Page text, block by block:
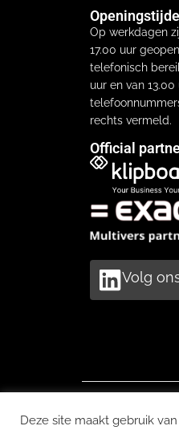
Op werkdagen
17.00 uur
telefonisch
uur en van
rechts vermeld.
Official
Volg
Deze site maakt gebruik